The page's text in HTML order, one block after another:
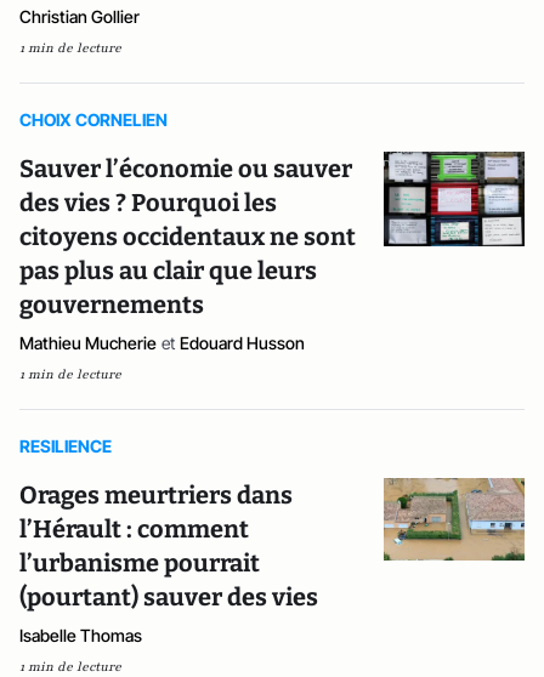
Christian Gollier
1 min de lecture
CHOIX CORNELIEN
Sauver l’économie ou sauver
des vies ? Pourquoi les
citoyens occidentaux ne sont
pas plus au clair que leurs
gouvernements
Mathieu Mucherie et Edouard Husson
1 min de lecture
RESILIENCE
Orages meurtriers dans
l’Hérault : comment
l’urbanisme pourrait
(pourtant) sauver des vies
Isabelle Thomas
1 min de lecture